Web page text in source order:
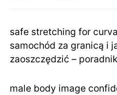
safe stretching for
samochód za granicą i
zaoszczędzić –
male body image